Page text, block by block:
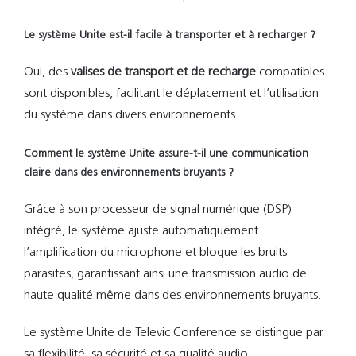
Le système Unite est-il facile à transporter et à recharger ?
Oui, des valises de transport et de recharge compatibles
sont disponibles, facilitant le déplacement et l’utilisation
du système dans divers environnements.
Comment le système Unite assure-t-il une communication
claire dans des environnements bruyants ?
Grâce à son processeur de signal numérique (DSP)
intégré, le système ajuste automatiquement
l’amplification du microphone et bloque les bruits
parasites, garantissant ainsi une transmission audio de
haute qualité même dans des environnements bruyants.
Le système Unite de Televic Conference se distingue par